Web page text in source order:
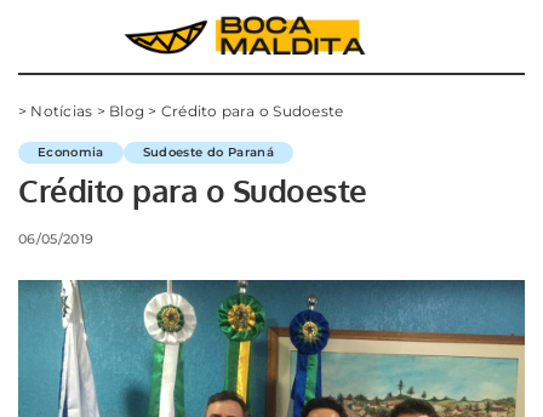
> Notícias > Blog > Crédito para o Sudoeste
Economia Sudoeste do Paraná
Crédito para o Sudoeste
06/05/2019